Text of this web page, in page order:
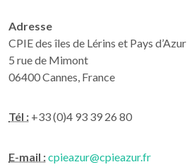
Adresse
CPIE des îles de Lérins et Pays d’Azur
5 rue de Mimont
06400 Cannes, France
Tél : +33 (0)4 93 39 26 80
E-mail :cpieazur@cpieazur.fr